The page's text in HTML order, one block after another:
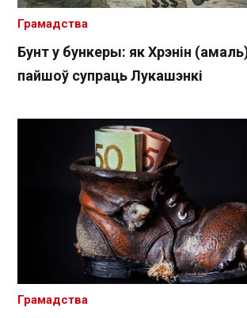
Бунт у бункеры: як Хрэнін
пайшоў супраць Лукашэнкі
Грамадства
Грамадства